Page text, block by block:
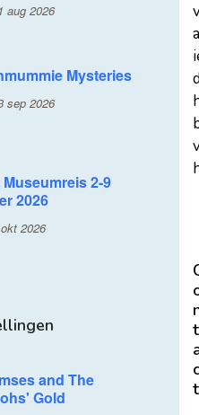
aug 2026
Mysteries
sep 2026
2-9
2026
2026
and The
Gold
t
t